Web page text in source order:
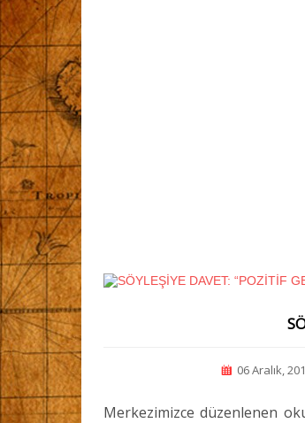
06 Aralık,
Merkezimizce düzenlenen